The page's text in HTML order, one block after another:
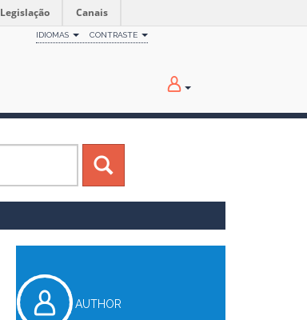
Legislação Canais
IDIOMAS CONTRASTE
AUTHOR